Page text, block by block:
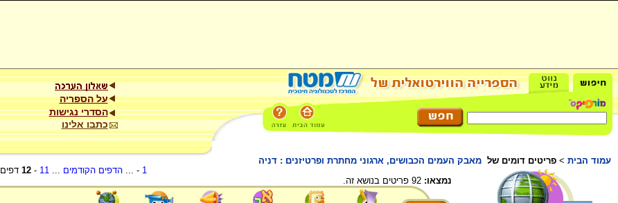
על הספריה
הסדרי נגישות
כתבו אלינו
עמוד הבית > פריטים דומים של מאבק העמים הכבושים, ארגוני מחתרת ופרטיזנים : דניה
1
- ... הדפים הקודמים ...
11
-
12 דפים
נמצאו: